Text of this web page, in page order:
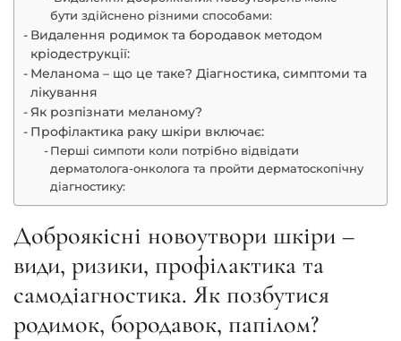
Перукарські послуги
Подологія
бути здійснено різними способами:
Видалення родимок та бородавок методом
кріодеструкції:
Меланома – що це таке? Діагностика, симптоми та
лікування
Як розпізнати меланому?
Профілактика раку шкіри включає:
Перші симпоти коли потрібно відвідати
дерматолога-онколога та пройти дерматоскопічну
діагностику:
Доброякісні новоутвори шкіри –
види, ризики, профілактика та
самодіагностика. Як позбутися
родимок, бородавок, папілом?